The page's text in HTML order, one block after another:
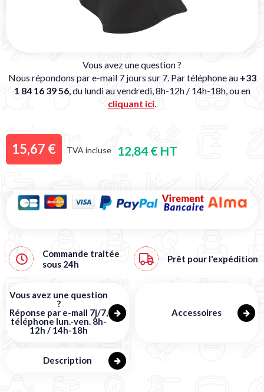
Vous avez une question ?
Nous répondons par e-mail 7 jours sur 7. Par téléphone au +33
1 84 16 39 56, du lundi au vendredi, 8h-12h / 14h-18h, ou en
cliquant ici.
15,67 € TVA incluse 12,84 € HT
Commande traitée
sous 24h Prêt pour l'expédition
Vous avez une question
?
Réponse par e-mail 7j/7,
téléphone lun.-ven. 8h-
12h / 14h-18h
Accessoires
Description